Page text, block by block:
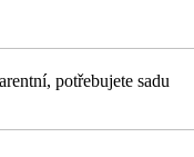
potřebujete sadu